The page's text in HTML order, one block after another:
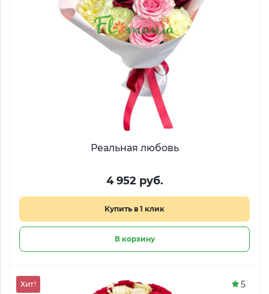
Реальная любовь
4 952 руб.
Купить в 1 клик
В корзину
Хит! 5